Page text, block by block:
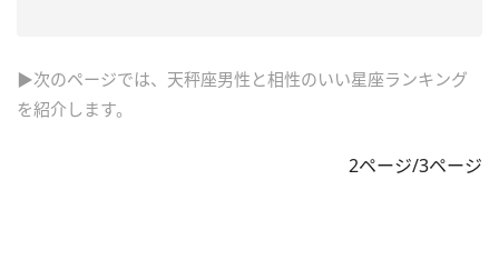
▶次のページでは、天秤座男性と相性のいい星座ランキング
を紹介します。
2ページ/3ページ